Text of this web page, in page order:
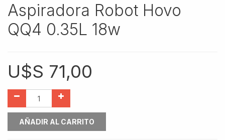
Aspiradora Robot Hovo
QQ4 0.35L 18w
U$S 71,00
AÑADIR AL CARRITO